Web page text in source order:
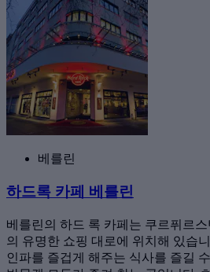
베를린
하드록 카페 베를린
베를린의 하드 록 카페는 쿠르퓌르
의 유명한 쇼핑 대로에 위치해 있습
인파를 즐겁게 해주는 식사를 즐길